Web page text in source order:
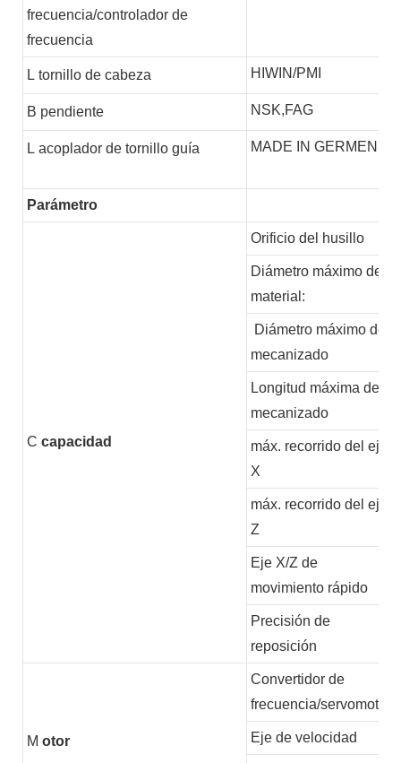
frecuencia/controlador de
frecuencia
L tornillo de cabeza HIWIN/PMI
B pendiente NSK,FAG
L acoplador de tornillo guía MADE IN GERMEN
Parámetro
C capacidad
Orificio del husillo
Diámetro máximo del
material:
Diámetro máximo de
mecanizado
Longitud máxima de
mecanizado
máx. recorrido del eje
X
máx. recorrido del eje
Z
Eje X/Z de
movimiento rápido
Precisión de
reposición
M otor
Convertidor de
frecuencia/servomotor
Eje de velocidad